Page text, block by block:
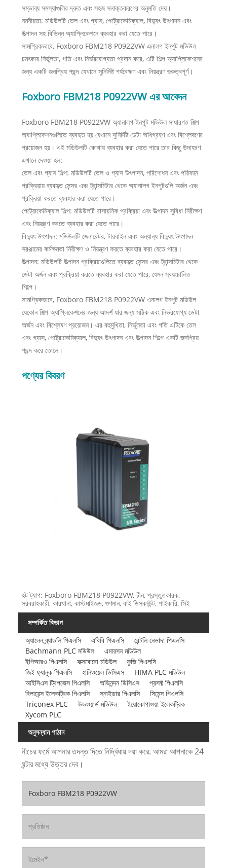
সম্ভাব্য সমস্যাগুলির দ্রুত এবং সহজ সনাক্তকরণের অনুমতি দেয়।
নমনীয়তা: মডিউলটি তেল এবং গ্যাস, পেট্রোকেমিক্যাল, বিদ্যুৎ উৎপাদন এবং
উত্পাদন সহ বিভিন্ন অ্যাপ্লিকেশনে ব্যবহার করা যেতে পারে।
সামগ্রিকভাবে, Foxboro FBM218 P0922VW এনালগ ইনপুট মডিউল
চমৎকার নির্ভুলতা, গতি এবং নির্ভরযোগ্যতা প্রদান করে, এটি শিল্প অ্যাপ্লিকেশনের
জন্য একটি জনপ্রিয় পছন্দ যেখানে সুনির্দিষ্ট পর্যবেক্ষণ এবং নিয়ন্ত্রণ গুরুত্বপূর্ণ।
Foxboro FBM218 P0922VW এর আবেদন
Foxboro FBM218 P0922VW অ্যানালগ ইনপুট মডিউল সাধারণত শিল্প
অ্যাপ্লিকেশনগুলিতে ব্যবহৃত হয় যেখানে সুনির্দিষ্ট ডেটা অধিগ্রহণ এবং বিশ্লেষণের
প্রয়োজন হয়। এই মডিউলটি কোথায় ব্যবহার করা যেতে পারে তার কিছু উদাহরণ
এখানে দেওয়া হল:
তেল এবং গ্যাস শিল্প: মডিউলটি তেল ও গ্যাস উৎপাদন, পরিশোধন এবং পরিবহন
প্রক্রিয়ায় ব্যবহৃত সেন্সর এবং ট্রান্সমিটার থেকে অ্যানালগ ইনপুটগুলি অর্জন এবং
প্রক্রিয়া করতে ব্যবহার করা যেতে পারে।
পেট্রোকেমিক্যাল শিল্প: মডিউলটি রাসায়নিক প্রক্রিয়া এবং উত্পাদন সুবিধা নিরীক্ষণ
এবং নিয়ন্ত্রণ করতে ব্যবহার করা যেতে পারে।
বিদ্যুৎ উৎপাদন: মডিউলটি জেনারেটর, টারবাইন এবং অন্যান্য বিদ্যুৎ উৎপাদন
সরঞ্জামের কর্মক্ষমতা নিরীক্ষণ ও নিয়ন্ত্রণ করতে ব্যবহার করা যেতে পারে।
উত্পাদন: মডিউলটি উত্পাদন প্রক্রিয়াগুলিতে ব্যবহৃত সেন্সর এবং ট্রান্সমিটার থেকে
ডেটা অর্জন এবং প্রক্রিয়া করতে ব্যবহার করা যেতে পারে, যেমন স্বয়ংচালিত
শিল্পে।
সামগ্রিকভাবে, Foxboro FBM218 P0922VW এনালগ ইনপুট মডিউল
যেকোন শিল্প অ্যাপ্লিকেশনের জন্য আদর্শ যার জন্য সঠিক এবং নির্ভরযোগ্য ডেটা
অর্জন এবং বিশ্লেষণ প্রয়োজন। এর বহুমুখিতা, নির্ভুলতা এবং গতি এটিকে তেল
এবং গ্যাস, পেট্রোকেমিক্যাল, বিদ্যুৎ উৎপাদন এবং উত্পাদন শিল্পে একটি জনপ্রিয়
পছন্দ করে তোলে।
পণ্যের বিবরণ
হট ট্যাগ: Foxboro FBM218 P0922VW, চীন, প্রস্তুতকারক,
সরবরাহকারী, কারখানা, কাস্টমাইজড, গুণমান, বাই ডিসকাউন্ট, পাইকারি, সিই
সম্পর্কিত বিভাগ
অ্যালেন ব্র্যাডলি পিএলসি
এবিবি পিএলসি
বেন্টলি নেভাদা পিএলসি
Bachmann PLC মডিউল
এমারসন মডিউল
ইপিআরও পিএলসি
ফক্সবোরো মডিউল
ফুজি পিএলসি
জিই ফ্যানুক পিএলসি
হানিওয়েল ডিসিএস
HIMA PLC মডিউল
আইসিএস ট্রিপলেক্স পিএলসি
অভিনন্দন ডিসিএস
প্রসফ্ট পিএলসি
রিলায়েন্স ইলেকট্রিক পিএলসি
স্নাইডার পিএলসি
সিমেন্স পিএলসি
Triconex PLC
উডওয়ার্ড মডিউল
ইয়োকোগাওয়া ইলেকট্রিক
Xycom PLC
অনুসন্ধান পাঠান
নীচের ফর্মে আপনার তদন্ত দিতে নির্দ্বিধায় দয়া করে. আমরা আপনাকে 24
ঘন্টার মধ্যে উত্তর দেব।